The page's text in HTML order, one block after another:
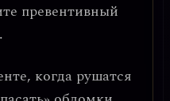
превентивный
когда рушатся